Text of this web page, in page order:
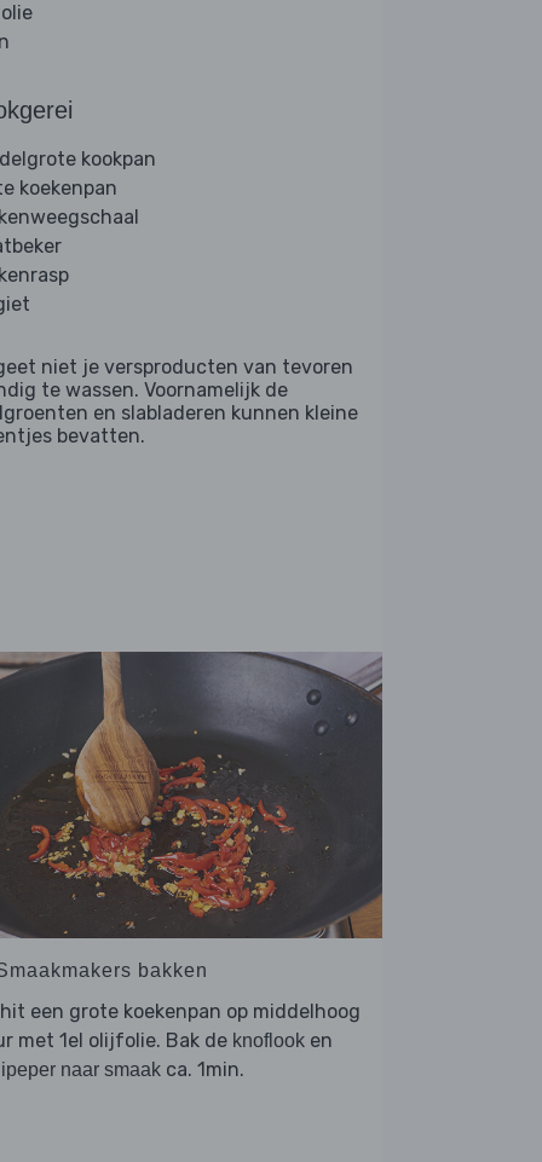
kookpan
koekenpan
niet je versproducten van tevoren
te wassen. Voornamelijk de
en slabladeren kunnen kleine
bevatten.
bakken
een grote koekenpan op middelhoog
met 1el olijfolie. Bak de knoflook en
naar smaak ca. 1min.